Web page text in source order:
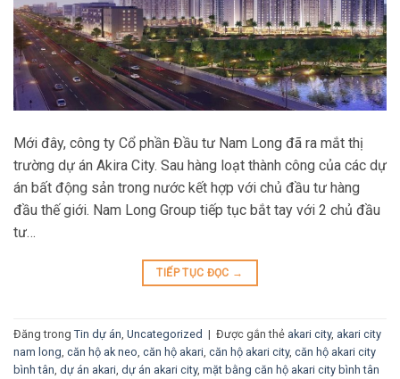
Mới đây, công ty Cổ phần Đầu tư Nam Long đã ra mắt thị
trường dự án Akira City. Sau hàng loạt thành công của các dự
án bất động sản trong nước kết hợp với chủ đầu tư hàng
đầu thế giới. Nam Long Group tiếp tục bắt tay với 2 chủ đầu
tư…
TIẾP TỤC ĐỌC →
Đăng trong Tin dự án Uncategorized | Được gắn thẻ akari city, akari city
nam long căn hộ ak neo căn hộ akari căn hộ akari city, căn hộ akari city
bình tân dự án akari dự án akari city, mặt bằng căn hộ akari city bình tân